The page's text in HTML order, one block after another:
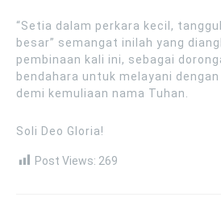
“Setia dalam perkara kecil,
besar” semangat inilah yang
pembinaan kali ini, sebagai
bendahara untuk melayani
demi kemuliaan nama Tuhan.
Soli Deo Gloria!
Post Views: 269